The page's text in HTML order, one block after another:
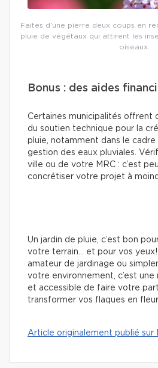
Faites d’une pierre deux coups en
pluie de végétaux qui attirent les
oiseaux.
Bonus : des aides
Certaines municipalités offrent
du soutien technique pour la
pluie, notamment dans le cadre
gestion des eaux pluviales.
ville ou de votre MRC : c’est
concrétiser votre projet à
Un jardin de pluie, c’est bon
votre terrain… et pour vos
amateur de jardinage ou
votre environnement, c’est une
et accessible de faire votre
transformer vos flaques en
Article originalement publié sur